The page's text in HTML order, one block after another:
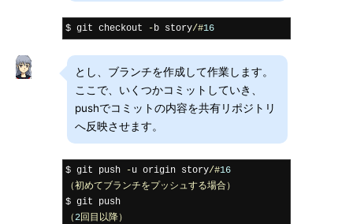
$ git checkout -b story/#16
とし、ブランチを作成して作業します。
ここで、いくつかコミットしていき、
pushでコミットの内容を共有リポジトリ
へ反映させます。
$ git push -u origin story/#16
（初めてブランチをプッシュする場合）
（2回目以降）